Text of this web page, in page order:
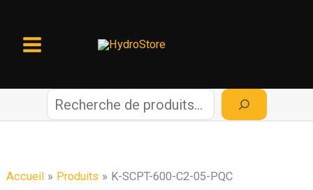
contenu
c
Accueil Produits K-SCPT-600-C2-05-PQC